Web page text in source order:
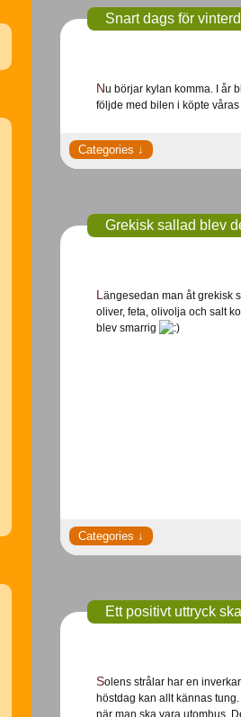
Snart dags för
Nu börjar kylan komma. I år blir det dubbdäck för första gången, har alltid kört dubbfritt tidigare, men dubbdäck
följde med bilen i köpte våras
Grekisk sallad blev
Längesedan man åt grekisk sallad. Hitta ett recept på nätet och sagt och gjort. Med tomat, paprika, gurka,
oliver, feta, olivolja och salt
blev smarrig
Ett positivt uttryck
Solens strålar har en inverkar på hur vi mår eftersom vädret styr vårt humör till stor del. En grå och regnig
höstdag kan allt kännas
när man ska vara utomhus.